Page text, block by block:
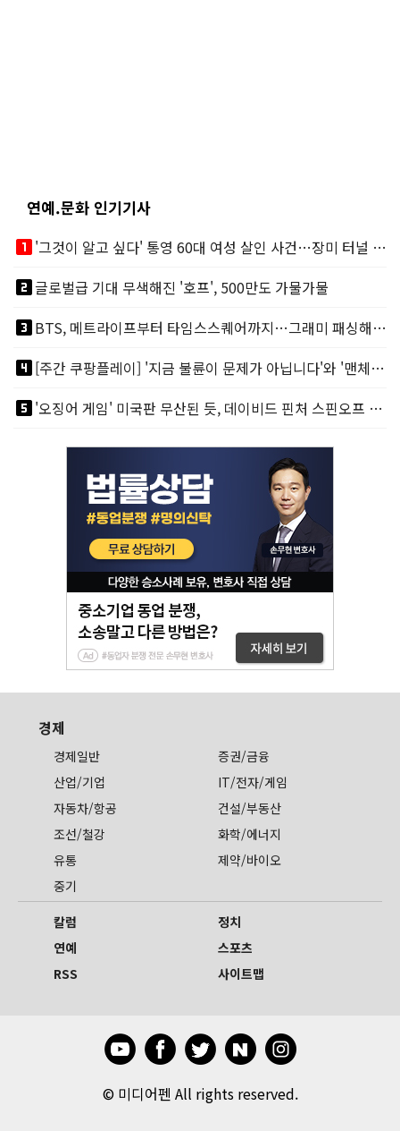
연예.문화 인기기사
looks_one
'그것이 알고 싶다' 통영 60대 여성 살인 사건…장미 터널 아래 킬러, 누구냐 넌?
looks_two글로벌급 기대 무색해진 '호프', 500만도 가물가물
looks_3
BTS, 메트라이프부터 타임스스퀘어까지…그래미 패싱해도 미 대륙 꿀꺽
looks_4
[주간 쿠팡플레이] '지금 불륜이 문제가 아닙니다'와 '맨체스터 시티 VS 아틀레티코 마드리드 빅매치'
looks_5
'오징어 게임' 미국판 무산된 듯, 데이비드 핀처 스핀오프 철회
경제
경제일반
증권/금융
산업/기업
IT/전자/게임
자동차/항공
건설/부동산
조선/철강
화학/에너지
유통
제약/바이오
중기
칼럼
정치
연예
스포츠
RSS
사이트맵
© 미디어펜 All rights reserved.